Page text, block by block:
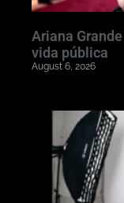
Ariana
vida pública
August 6, 2026